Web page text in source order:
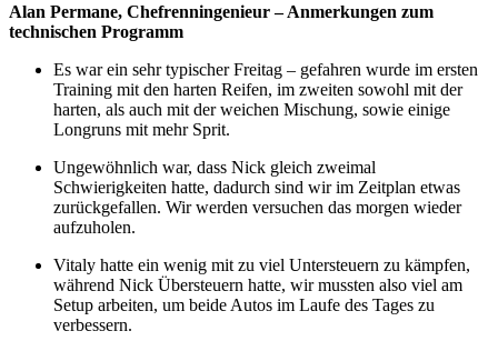
Alan Permane, Chefrenningenieur – Anmerkungen zum
technischen Programm
Es war ein sehr typischer Freitag – gefahren wurde im ersten
Training mit den harten Reifen, im zweiten sowohl mit der
harten, als auch mit der weichen Mischung, sowie einige
Longruns mit mehr Sprit.
Ungewöhnlich war, dass Nick gleich zweimal
Schwierigkeiten hatte, dadurch sind wir im Zeitplan etwas
zurückgefallen. Wir werden versuchen das morgen wieder
aufzuholen.
Vitaly hatte ein wenig mit zu viel Untersteuern zu kämpfen,
während Nick Übersteuern hatte, wir mussten also viel am
Setup arbeiten, um beide Autos im Laufe des Tages zu
verbessern.